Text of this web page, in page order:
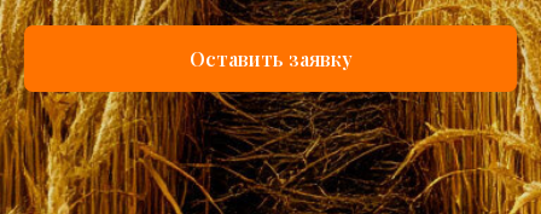
Оставить заявку